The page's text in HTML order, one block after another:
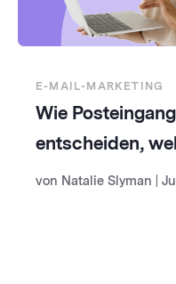
E-MAIL-MARKETING
Wie
entscheiden,
(und wie Sie
von Natalie Slyman